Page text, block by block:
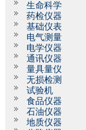
生命科学
药检仪器
基础仪表
电气测量
电学仪器
通讯仪器
量具量仪
无损检测
试验机
食品仪器
石油仪器
地质仪器